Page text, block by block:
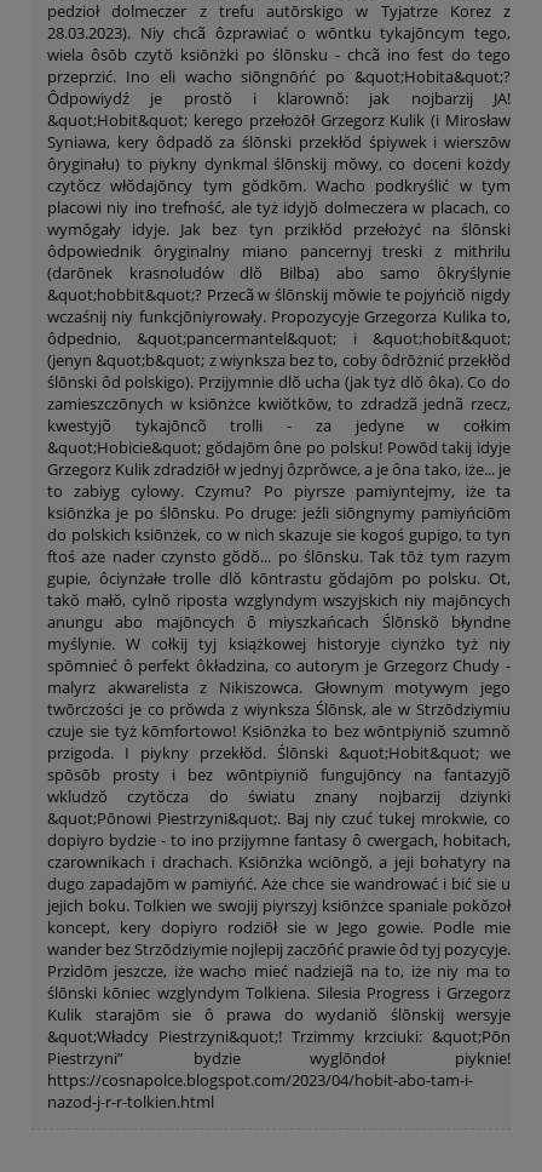
pedzioł dolmeczer z trefu autōrskigo w Tyjatrze Korez z
28.03.2023). Niy chcã ôzprawiać o wōntku tykajōncym tego,
wiela ôsōb czytŏ ksiōnżki po ślōnsku - chcã ino fest do tego
przeprzić. Ino eli wacho siōngnōńć po &quot;Hobita&quot;?
Ôdpowiydź je prostŏ i klarownŏ: jak nojbarzij JA!
&quot;Hobit&quot; kerego przełożōł Grzegorz Kulik (i Mirosław
Syniawa, kery ôdpadŏ za ślōnski przekłŏd śpiywek i wierszōw
ôryginału) to piykny dynkmal ślōnskij mŏwy, co doceni kożdy
czytŏcz włŏdajōncy tym gŏdkōm. Wacho podkryślić w tym
placowi niy ino trefność, ale tyż idyjŏ dolmeczera w placach, co
wymŏgały idyje. Jak bez tyn przikłŏd przełożyć na ślōnski
ôdpowiednik ôryginalny miano pancernyj treski z mithrilu
(darōnek krasnoludów dlŏ Bilba) abo samo ôkryślynie
&quot;hobbit&quot;? Przecã w ślōnskij mŏwie te pojyńciŏ nigdy
wczaśnij niy funkcjōniyrowały. Propozycyje Grzegorza Kulika to,
ôdpednio, &quot;pancermantel&quot; i &quot;hobit&quot;
(jenyn &quot;b&quot; z wiynksza bez to, coby ôdrōżnić przekłŏd
ślōnski ôd polskigo). Przijymnie dlŏ ucha (jak tyż dlŏ ôka). Co do
zamieszczōnych w ksiōnżce kwiŏtkōw, to zdradzã jednã rzecz,
kwestyjõ tykajōncõ trolli - za jedyne w cołkim
&quot;Hobicie&quot; gŏdajōm ône po polsku! Powōd takij idyje
Grzegorz Kulik zdradziōł w jednyj ôzprŏwce, a je ôna tako, iże... je
to zabiyg cylowy. Czymu? Po piyrsze pamiyntejmy, iże ta
ksiōnżka je po ślōnsku. Po druge: jeźli siōngnymy pamiyńciōm
do polskich ksiōnżek, co w nich skazuje sie kogoś gupigo, to tyn
ftoś aże nader czynsto gŏdŏ... po ślōnsku. Tak tōż tym razym
gupie, ôciynżałe trolle dlŏ kōntrastu gŏdajōm po polsku. Ot,
takŏ małŏ, cylnŏ riposta wzglyndym wszyjskich niy majōncych
anungu abo majōncych ô miyszkańcach Ślōnskŏ błyndne
myślynie. W cołkij tyj książkowej historyje ciynżko tyż niy
spōmnieć ô perfekt ôkładzina, co autorym je Grzegorz Chudy -
malyrz akwarelista z Nikiszowca. Głownym motywym jego
twōrczości je co prŏwda z wiynksza Ślōnsk, ale w Strzōdziymiu
czuje sie tyż kōmfortowo! Ksiōnżka to bez wōntpiyniŏ szumnŏ
przigoda. I piykny przekłŏd. Ślōnski &quot;Hobit&quot; we
spōsōb prosty i bez wōntpiyniŏ fungujōncy na fantazyjõ
wkludzŏ czytŏcza do światu znany nojbarzij dziynki
&quot;Pōnowi Piestrzyni&quot;. Baj niy czuć tukej mrokwie, co
dopiyro bydzie - to ino przijymne fantasy ô cwergach, hobitach,
czarownikach i drachach. Ksiōnżka wciōngŏ, a jeji bohatyry na
dugo zapadajōm w pamiyńć. Aże chce sie wandrować i bić sie u
jejich boku. Tolkien we swojij piyrszyj ksiōnżce spaniale pokŏzoł
koncept, kery dopiyro rodziōł sie w Jego gowie. Podle mie
wander bez Strzōdziymie nojlepij zaczōńć prawie ôd tyj pozycyje.
Przidōm jeszcze, iże wacho mieć nadziejã na to, iże niy ma to
ślōnski kōniec wzglyndym Tolkiena. Silesia Progress i Grzegorz
Kulik starajōm sie ô prawa do wydaniŏ ślōnskij wersyje
&quot;Władcy Piestrzyni&quot;! Trzimmy krzciuki: &quot;Pōn
Piestrzyni” bydzie wyglōndoł piyknie!
https://cosnapolce.blogspot.com/2023/04/hobit-abo-tam-i-
nazod-j-r-r-tolkien.html